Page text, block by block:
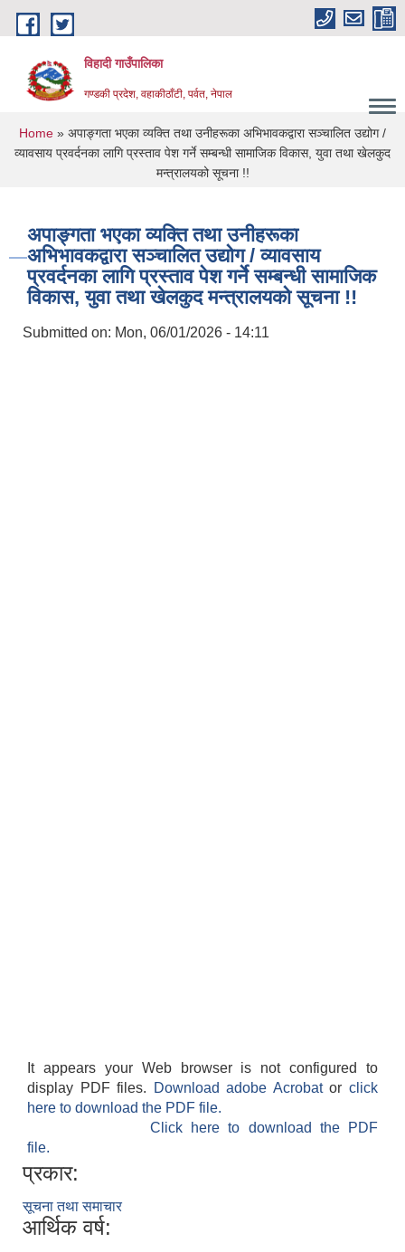
Skip to main content
विहादी गाउँपालिका
गण्डकी प्रदेश, वहाकीठाँटी, पर्वत, नेपाल
You are here
Home » अपाङ्गता भएका व्यक्ति तथा उनीहरूका अभिभावकद्वारा सञ्चालित उद्योग /
व्यावसाय प्रवर्दनका लागि प्रस्ताव पेश गर्ने सम्बन्धी सामाजिक विकास, युवा तथा खेलकुद
मन्त्रालयको सूचना !!
अपाङ्गता भएका व्यक्ति तथा उनीहरूका
अभिभावकद्वारा सञ्चालित उद्योग / व्यावसाय
प्रवर्दनका लागि प्रस्ताव पेश गर्ने सम्बन्धी सामाजिक
विकास, युवा तथा खेलकुद मन्त्रालयको सूचना !!
Submitted on: Mon, 06/01/2026 - 14:11
It appears your Web browser is not configured to
display PDF files.
Download adobe Acrobatorclick
here to download the PDF file.
Click here to download the PDF
file.
प्रकार:
सूचना तथा समाचार
आर्थिक वर्ष: